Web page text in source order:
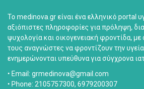
Το medinova.gr είναι ένα ελληνικό portal
αξιόπιστες πληροφορίες για πρόληψη,
ψυχολογία και οικογενειακή φροντίδα,
τους αναγνώστες να φροντίζουν την
ενημερώνονται υπεύθυνα για σύγχρονα
• Email: grmedinova@gmail.com
• Phone: 2105757300, 6979200307